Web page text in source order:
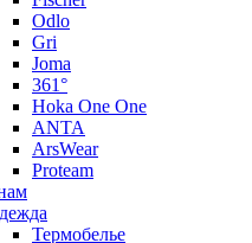
Odlo
Gri
Joma
361°
Hoka One One
ANTA
ArsWear
Proteam
Термобелье